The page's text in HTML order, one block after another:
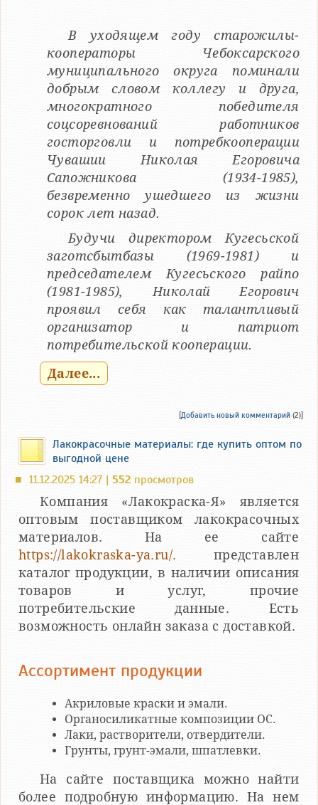
В уходящем году старожилы-
кооператоры Чебоксарского
муниципального округа поминали
добрым словом коллегу и друга,
многократного победителя
соцсоревнований работников
госторговли и потребкооперации
Чувашии Николая Егоровича
Сапожникова (1934-1985),
безвременно ушедшего из жизни
сорок лет назад.
Будучи директором Кугесьской
заготсбытбазы (1969-1981) и
председателем Кугесьского райпо
(1981-1985), Николай Егорович
проявил себя как талантливый
организатор и патриот
потребительской кооперации.
Далее...
[Добавить новый комментарий (2)]
Лакокрасочные материалы: где купить оптом по
выгодной цене
■ 11.12.2025 14:27 | 552 просмотров
Компания «Лакокраска-Я» является
оптовым поставщиком лакокрасочных
материалов. На ее сайте
https://lakokraska-ya.ru/. представлен
каталог продукции, в наличии описания
товаров и услуг, прочие
потребительские данные. Есть
возможность онлайн заказа с доставкой.
Ассортимент продукции
Акриловые краски и эмали.
Органосиликатные композиции ОС.
Лаки, растворители, отвердители.
Грунты, грунт-эмали, шпатлевки.
На сайте поставщика можно найти
более подробную информацию. На нем